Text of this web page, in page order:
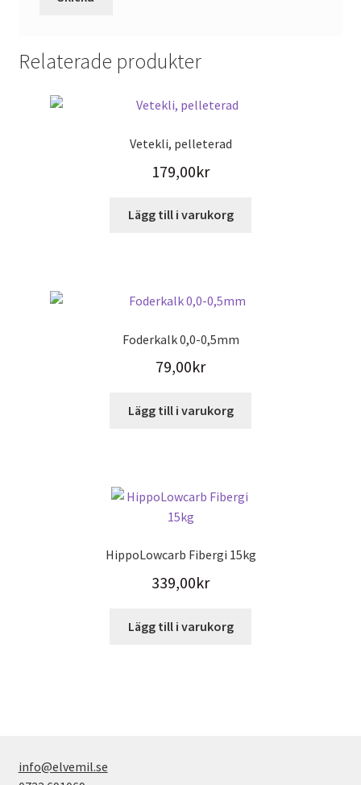
Relaterade produkter
Vetekli, pelleterad
179,00kr
Lägg till i varukorg
Foderkalk 0,0-0,5mm
79,00kr
Lägg till i varukorg
HippoLowcarb Fibergi 15kg
339,00kr
Lägg till i varukorg
info@elvemil.se